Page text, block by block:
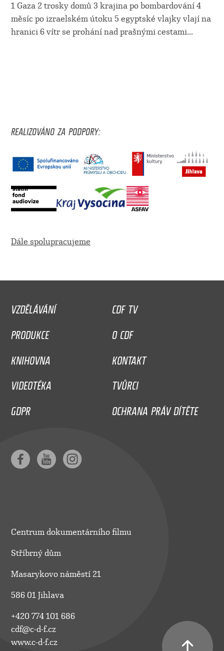
1 Gaza 2 trosky domů 3 krajina po bombardování 4
měsíc po izraelském útoku 5 egyptské vlajky vlají na
hranici 6 vítr se prohání nad prašnými cestami...
REALIZOVÁNO ZA PODPORY:
Dále spolupracujeme
VZDĚLÁVÁNÍ
CDF TV
PRODUKCE
O CDF
KNIHOVNA
KONTAKT
VIDEOTÉKA
TVŮRCI
GDPR
OCHRANA PRÁV DÍTĚTE
Centrum dokumentárního filmu
Stříbrný dům
Masarykovo náměstí 21
586 01 Jihlava
+420 774 101 686
cdf@c-d-f.cz
www.c-d-f.cz